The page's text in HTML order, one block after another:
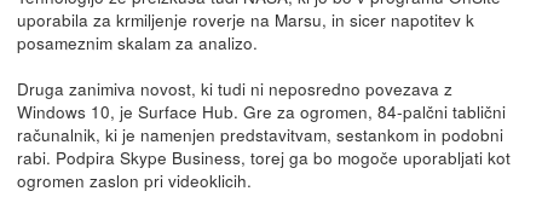
uporabila za krmiljenje roverje na Marsu, in sicer napotitev k
posameznim skalam za analizo.
Druga zanimiva novost, ki tudi ni neposredno povezava z
Windows 10, je Surface Hub. Gre za ogromen, 84-palčni tablični
računalnik, ki je namenjen predstavitvam, sestankom in podobni
rabi. Podpira Skype Business, torej ga bo mogoče uporabljati kot
ogromen zaslon pri videoklicih.